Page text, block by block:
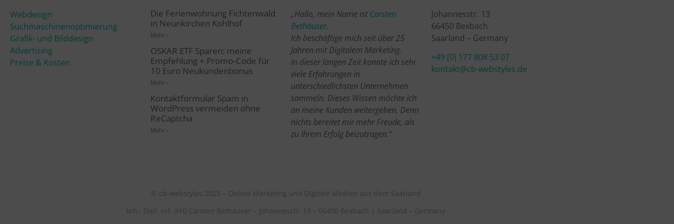
Webdesign
Suchmaschinenoptimierung
Grafik- und Bilddesign
Advertising
Preise & Kosten
Die Ferienwohnung Fichtenwald
in Neunkirchen Kohlhof
Mehr »
OSKAR ETF Sparen: meine
Empfehlung + Promo-Code für
10 Euro Neukundenbonus
Mehr »
Kontaktformular Spam in
WordPress vermeiden ohne
ReCaptcha
Mehr »
„Hallo, mein Name istCarsten
Bethäuser.
Ich beschäftige mich seit über 25
Jahren mit Digitalem Marketing.
In dieser langen Zeit konnte ich sehr
viele Erfahrungen in
unterschiedlichsten Unternehmen
sammeln. Dieses Wissen möchte ich
an meine Kunden weitergeben. Denn
nichts bereitet mir mehr Freude, als
zu Ihrem Erfolg beizutragen.“
Johannesstr. 13
66450 Bexbach
Saarland – Germany
+49 [0] 177 808 53 07
kontakt@cb-webstyles.de
© cb-webstyles 2025 – Online Marketing und Digitale Medien aus dem Saarland
Inh.: Dipl. Inf. (FH) Carsten Bethäuser – Johannesstr. 13 – 66450 Bexbach | Saarland – Germany